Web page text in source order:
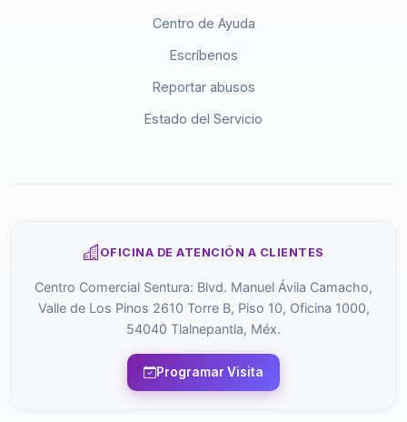
Centro de Ayuda
Escríbenos
Reportar abusos
Estado del Servicio
OFICINA DE ATENCIÓN A CLIENTES
Centro Comercial Sentura: Blvd. Manuel Ávila Camacho,
Valle de Los Pinos 2610 Torre B, Piso 10, Oficina 1000,
54040 Tlalnepantla, Méx.
Programar Visita